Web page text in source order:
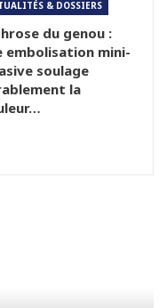
& DOSSIERS
du genou :
embolisation mini-
soulage
la